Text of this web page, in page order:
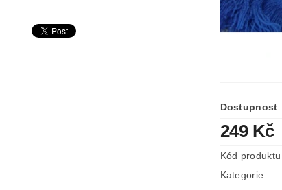
Dostupnost
249 Kč
Kód produktu
Kategorie